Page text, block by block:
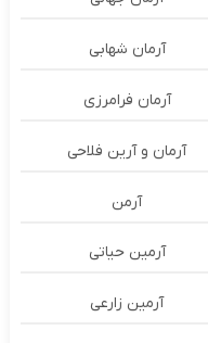
آرمان شهابی
آرمان فرامرزی
آرمان و آرین فلاحی
آرمن
آرمین حیاتی
آرمین زارعی